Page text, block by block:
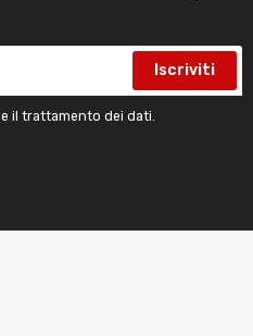
Iscriviti
e il trattamento dei dati.